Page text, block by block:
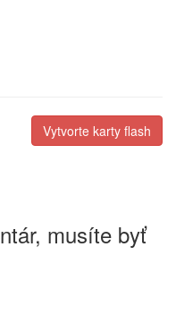
Vytvorte karty flash
musíte byť